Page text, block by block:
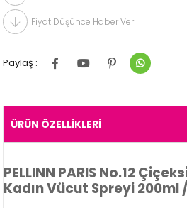
Fiyat Düşünce Haber Ver
Paylaş :
ÜRÜN ÖZELLIKLERI
PELLINN PARIS No.12
Kadın Vücut Spreyi 200ml